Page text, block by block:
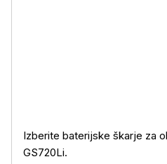
Izberite baterijske škarje za
GS720Li.